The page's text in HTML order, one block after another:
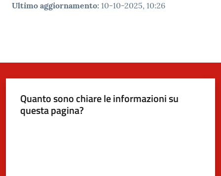
Ultimo aggiornamento: 10-10-2025, 10:26
Quanto sono chiare le informazioni su
questa pagina?